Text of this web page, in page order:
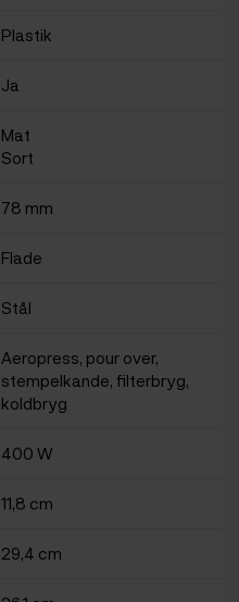
Plastik
Ja
Mat
Sort
78 mm
Flade
Stål
Aeropress, pour over,
stempelkande, filterbryg,
koldbryg
400 W
11,8 cm
29,4 cm